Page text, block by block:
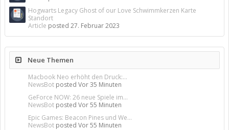
Hogwarts Legacy Ghost of our Love Schwimmkerzen Karte
Standort
Article posted 27. Februar 2023
Neue Themen
Macbook Neo erhöht den Druck:...
NewsBot posted Vor 35 Minuten
GeForce NOW: 26 neue Spiele im...
NewsBot posted Vor 55 Minuten
Epic Games: Beacon Pines und We...
NewsBot posted Vor 55 Minuten